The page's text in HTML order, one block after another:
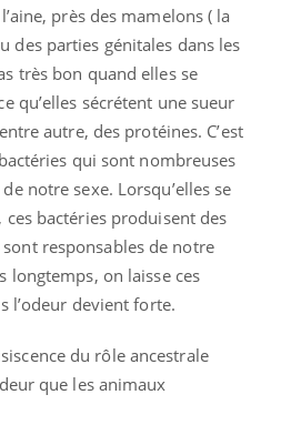
près des mamelons ( la
des parties génitales dans les
très bon quand elles se
qu’elles sécrétent une sueur
autre, des protéines. C’est
qui sont nombreuses
notre sexe. Lorsqu’elles se
bactéries produisent des
responsables de notre
longtemps, on laisse ces
l’odeur devient forte.
du rôle ancestrale
que les animaux